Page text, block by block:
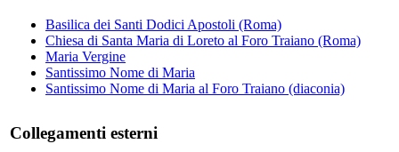
Basilica dei Santi Dodici Apostoli (Roma)
Chiesa di Santa Maria di Loreto al Foro Traiano (Roma)
Maria Vergine
Santissimo Nome di Maria
Santissimo Nome di Maria al Foro Traiano (diaconia)
Collegamenti esterni